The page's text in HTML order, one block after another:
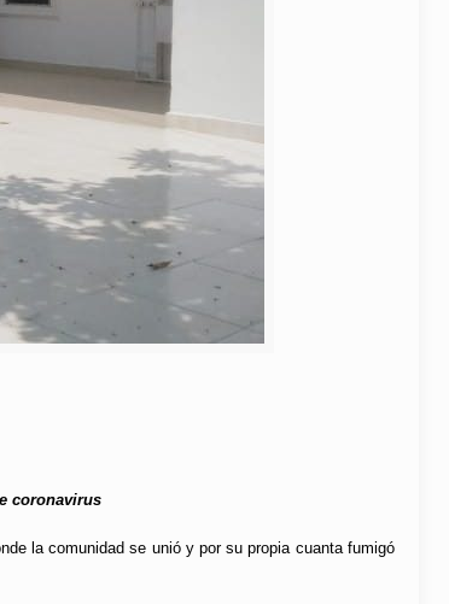
coronavirus
la comunidad se unió y por su propia cuanta fumigó